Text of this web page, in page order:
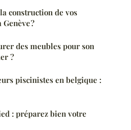
construction de vos
?
des meubles pour son
?
piscinistes en belgique :
: préparez bien votre